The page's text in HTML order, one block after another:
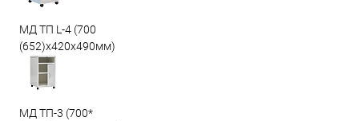
МД ТП L-4 (700
(652)x420x490мм)
МД ТП-3 (700*